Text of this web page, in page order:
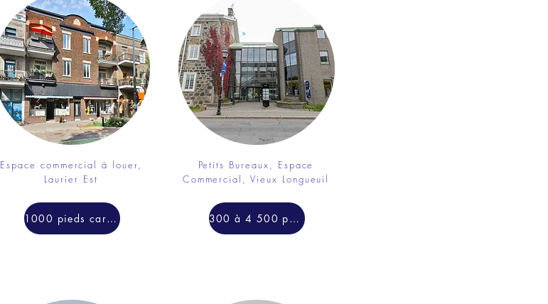
Espace commercial à louer,
Laurier Est
1000 pieds carrés
Petits Bureaux, Espace
Commercial, Vieux Longueuil
300 à 4 500 pieds carrés